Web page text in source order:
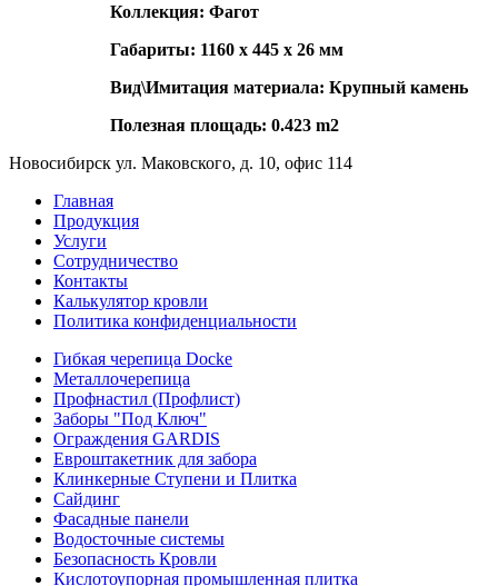
Коллекция: Фагот
Габариты: 1160 x 445 x 26 мм
Вид\Имитация материала: Крупный камень
Полезная площадь: 0.423 m2
Новосибирск ул. Маковского, д. 10, офис 114
Главная
Продукция
Услуги
Сотрудничество
Контакты
Калькулятор кровли
Политика конфиденциальности
Гибкая черепица Docke
Металлочерепица
Профнастил (Профлист)
Заборы "Под Ключ"
Ограждения GARDIS
Евроштакетник для забора
Клинкерные Ступени и Плитка
Сайдинг
Фасадные панели
Водосточные системы
Безопасность Кровли
Кислотоупорная промышленная плитка